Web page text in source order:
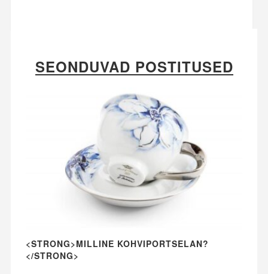
SEONDUVAD POSTITUSED
<STRONG>MILLINE KOHVIPORTSELAN?
</STRONG>